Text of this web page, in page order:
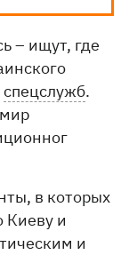
– ищут, где
спецслужб.
в которых
Киеву и
и